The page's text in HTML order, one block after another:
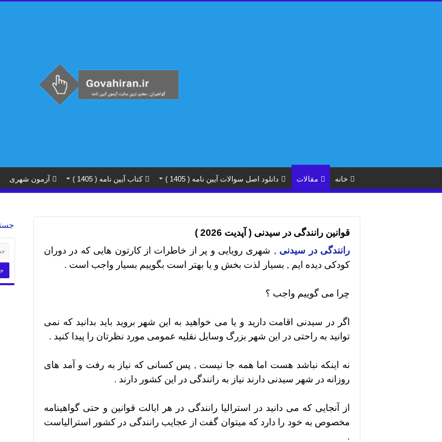
خانه مقالات دانلود اصل سوالات آیین نامه ( 1405 ) کتاب آیین نامه ( 1405 ) آزمون شهری
قوانین رانندگی در سیدنی ( آپدیت 2026 )
رانندگی در سیدنی , شهری رویایی و پر از خاطرات از کارتون هایی که در دوران
کودکی دیده ایم , بسیار لذت بخش و یا بهتر است بگوییم بسیار واجب است .
چرا می گوییم واجب ؟
اگر در سیدنی اقامت دارید و یا می خواهید به این شهر بروید باید بدانید که نمی
توانید به راحتی در این شهر بزرگ وسایل نقلیه عمومی مورد نظرتان را پیدا کنید .
نه اینکه نباشد هست اما همه جا نیست , پس کسانی که نیاز به رفت و آمد های
روزانه در شهر سیدنی دارند نیاز به رانندگی در این کشور دارند .
از آنجایی که می دانید در استرالیا رانندگی در هر ایالت قوانین و حتی گواهینامه
مخصوص به خود را دارد که میتوان گفت از عجایب رانندگی در کشور استرالیاست
.